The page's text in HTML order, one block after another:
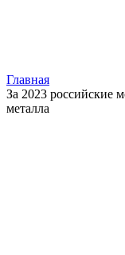
Главная
За 2023 российские
металла